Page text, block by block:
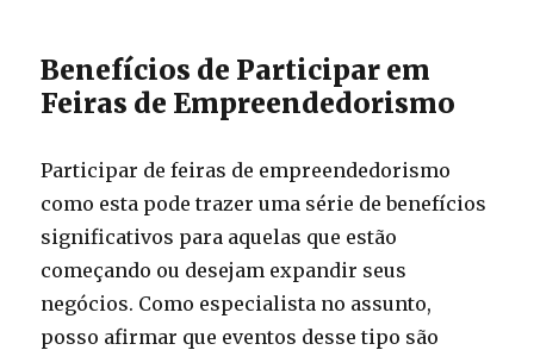
Benefícios de Participar em
Feiras de Empreendedorismo
Participar de feiras de empreendedorismo
como esta pode trazer uma série de benefícios
significativos para aquelas que estão
começando ou desejam expandir seus
negócios. Como especialista no assunto,
posso afirmar que eventos desse tipo são